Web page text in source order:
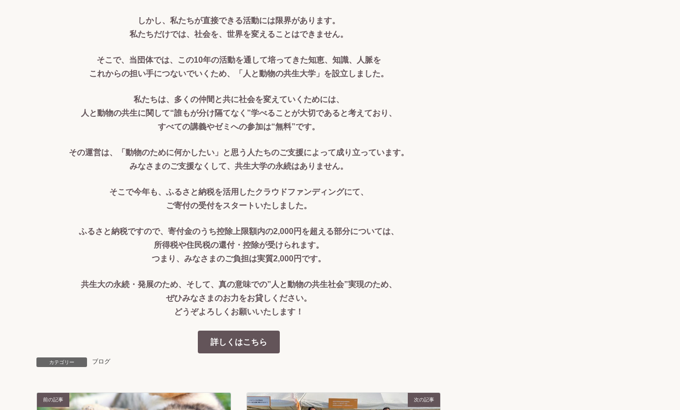
しかし、私たちが直接できる活動には限界があります。
私たちだけでは、社会を、世界を変えることはできません。
そこで、当団体では、この10年の活動を通して培ってきた知恵、知識、人脈を
これからの担い手につないでいくため、「人と動物の共生大学」を設立しました。
私たちは、多くの仲間と共に社会を変えていくためには、
人と動物の共生に関して“誰もが分け隔てなく”学べることが大切であると考えており、
すべての講義やゼミへの参加は“無料”です。
その運営は、「動物のために何かしたい」と思う人たちのご支援によって成り立っています。
みなさまのご支援なくして、共生大学の永続はありません。
そこで今年も、ふるさと納税を活用したクラウドファンディングにて、
ご寄付の受付をスタートいたしました。
ふるさと納税ですので、寄付金のうち控除上限額内の2,000円を超える部分については、
所得税や住民税の還付・控除が受けられます。
つまり、みなさまのご負担は実質2,000円です。
共生大の永続・発展のため、そして、真の意味での”人と動物の共生社会”実現のため、
ぜひみなさまのお力をお貸しください。
どうぞよろしくお願いいたします！
詳しくはこちら
カテゴリー ブログ
前の記事 次の記事